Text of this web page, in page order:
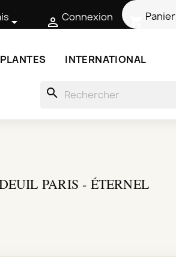
  Connexion Panier
INTERNATIONAL
search
PARIS - ÉTERNEL